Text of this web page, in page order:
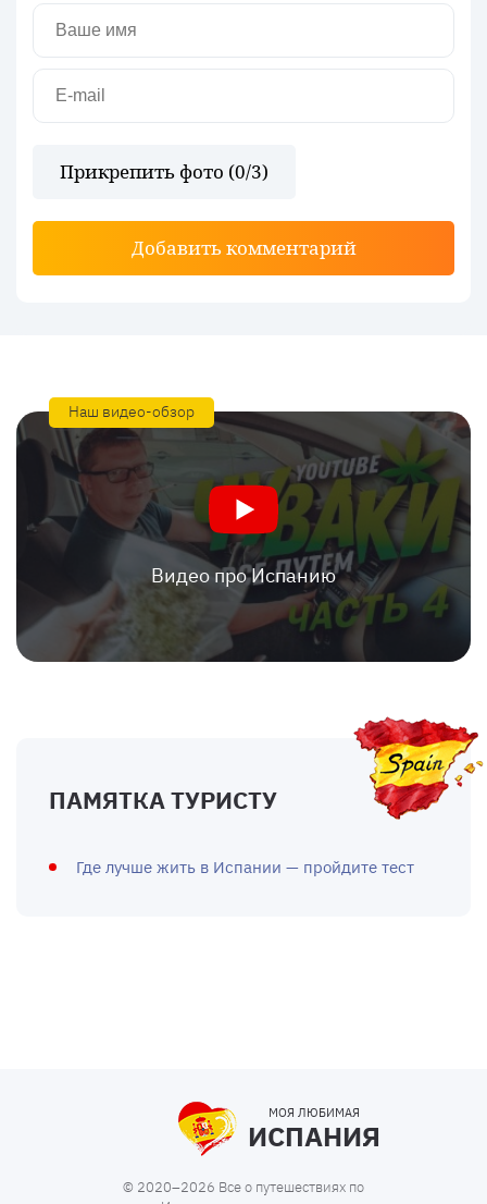
Прикрепить фото (0/3)
Добавить комментарий
Наш видео-обзор
Видео про Испанию
ПАМЯТКА ТУРИСТУ
Где лучше жить в Испании — пройдите тест
МОЯ ЛЮБИМАЯ
ИСПАНИЯ
© 2020–2026 Все о путешествиях по